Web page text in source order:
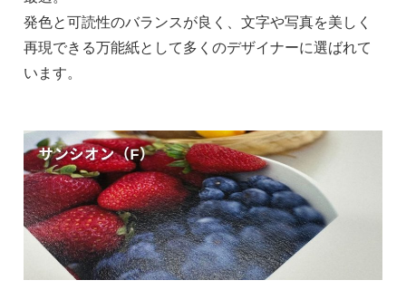
発色と可読性のバランスが良く、文字や写真を美しく
再現できる万能紙として多くのデザイナーに選ばれて
います。